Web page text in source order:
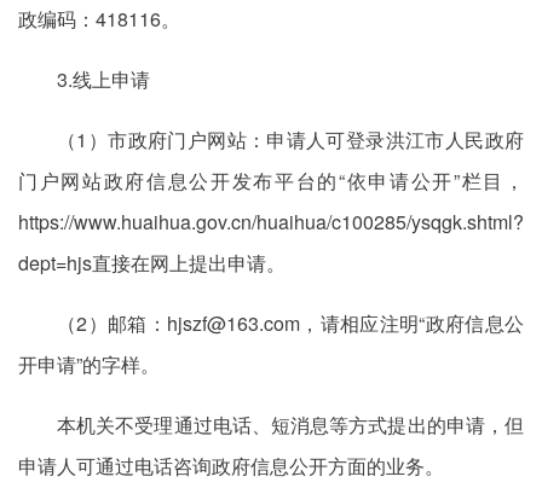
政编码：418116。
3.线上申请
（1）市政府门户网站：申请人可登录洪江市人民政府
门户网站政府信息公开发布平台的“依申请公开”栏目，
https://www.huaihua.gov.cn/huaihua/c100285/ysqgk.shtml?
dept=hjs直接在网上提出申请。
（2）邮箱：hjszf@163.com，请相应注明“政府信息公
开申请”的字样。
本机关不受理通过电话、短消息等方式提出的申请，但
申请人可通过电话咨询政府信息公开方面的业务。